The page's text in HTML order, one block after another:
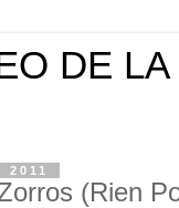
DE LA
(Rien